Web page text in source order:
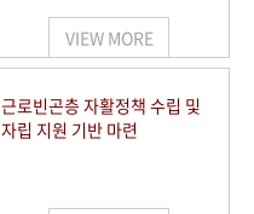
VIEW MORE
근로빈곤층 자활정책 수립 및
자립 지원 기반 마련